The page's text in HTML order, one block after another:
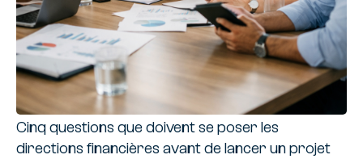
Cinq questions que doivent se poser les
directions financières avant de lancer un projet